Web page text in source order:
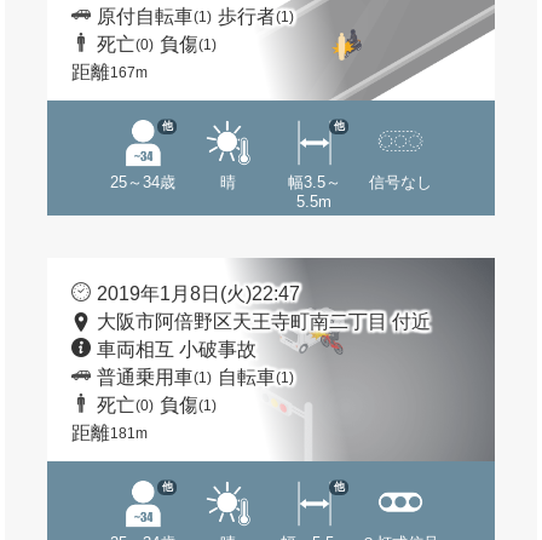
原付自転車(1) 歩行者(1)
死亡(0) 負傷(1)
距離167m
25～34歳
他
晴
幅3.5～
5.5m
他
信号なし
2019年1月8日(火)22:47
大阪市阿倍野区天王寺町南二丁目 付近
車両相互 小破事故
普通乗用車(1) 自転車(1)
死亡(0) 負傷(1)
距離181m
他 他